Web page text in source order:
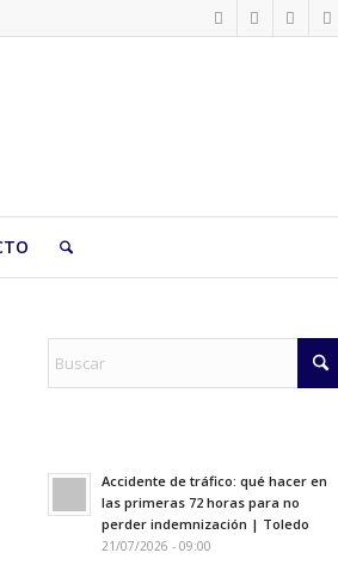
Accidente de tráfico: qué hacer en
las primeras 72 horas para no
perder indemnización | Toledo
21/07/2026 - 09:00